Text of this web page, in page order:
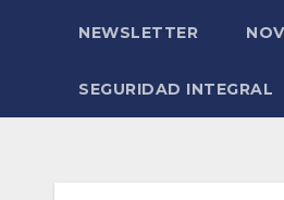
NEWSLETTER
SEGURIDAD INTEGRAL